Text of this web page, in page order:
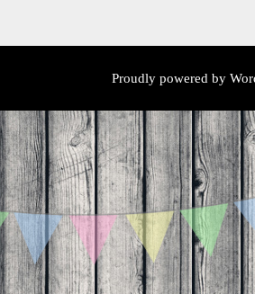
Proudly powered by